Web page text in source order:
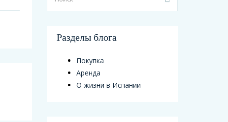
Разделы блога
Покупка
Аренда
О жизни в Испании